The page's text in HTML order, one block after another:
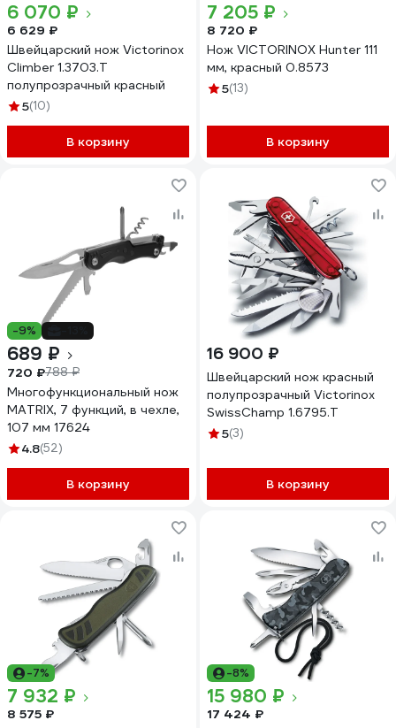
6 070 ₽
6 629 ₽
Швейцарский нож Victorinox
Climber 1.3703.T
полупрозрачный красный
5(10)
В корзину
7 205 ₽
8 720 ₽
Нож VICTORINOX Hunter 111
мм, красный 0.8573
5(13)
В корзину
-9%
689 ₽
720 ₽788 ₽
Многофункциональный нож
MATRIX, 7 функций, в чехле,
107 мм 17624
4.8(52)
В корзину
16 900 ₽
Швейцарский нож красный
полупрозрачный Victorinox
SwissChamp 1.6795.T
5(3)
В корзину
-7%
7 932 ₽
8 575 ₽
-8%
15 980 ₽
17 424 ₽